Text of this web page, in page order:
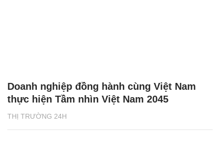
THỊ TRƯỜNG 24H
Doanh nghiệp đồng hành cùng Việt Nam
thực hiện Tầm nhìn Việt Nam 2045